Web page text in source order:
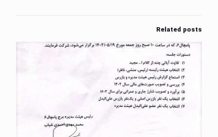
Related posts